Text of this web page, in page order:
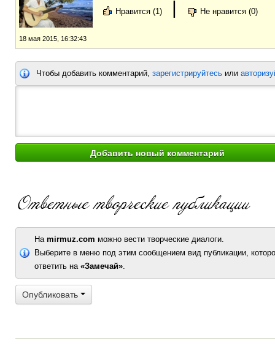
18 мая 2015, 16:32:43
Нравится (1) | Не нравится (0)
Чтобы добавить комментарий, зарегистрируйтесь или
На mirmuz.com можно вести творческие диалоги.
Выберите в меню под этим сообщением вид публикации,
ответить на «Замечай»
Опубликовать